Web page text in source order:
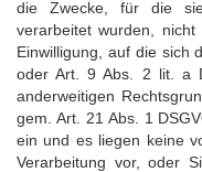
die Zwecke, für die
verarbeitet wurden,
Einwilligung, auf die sich
oder Art. 9 Abs. 2 lit. a
anderweitigen
gem. Art. 21 Abs. 1
ein und es liegen keine
Verarbeitung vor, oder